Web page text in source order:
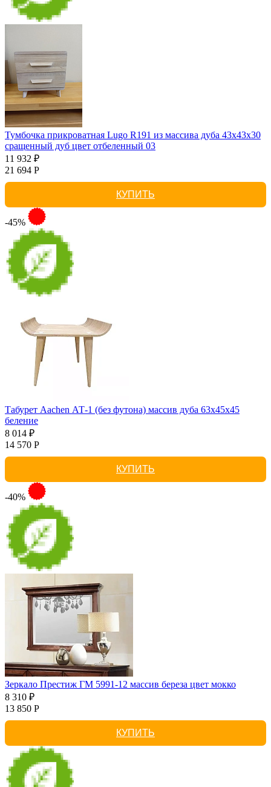
Тумбочка прикроватная Lugo R191 из массива дуба 43х43х30
сращенный дуб цвет отбеленный 03
11 932 ₽
21 694 Р
КУПИТЬ
-45%
Табурет Aachen АТ-1 (без футона) массив дуба 63х45х45
беление
8 014 ₽
14 570 Р
КУПИТЬ
-40%
Зеркало Престиж ГМ 5991-12 массив береза цвет мокко
8 310 ₽
13 850 Р
КУПИТЬ